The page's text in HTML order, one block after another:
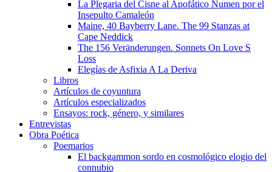
La Plegaria del Cisne al Apofático Numen por el
Insepulto Camaleón
Maine, 40 Bayberry Lane. The 99 Stanzas at
Cape Neddick
The 156 Veränderungen. Sonnets On Love S
Loss
Elegías de Asfixia A La Deriva
Libros
Artículos de coyuntura
Artículos especializados
Ensayos: rock, género, y similares
Entrevistas
Obra Poética
Poemarios
El backgammon sordo en cosmológico elogio del
connubio